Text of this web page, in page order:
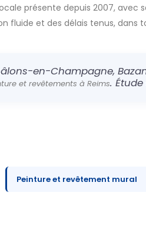
présente depuis 2007,
fluide et des délais tenus, dans
en-Champagne,
et revêtements à Reims.
Peinture et revêtement mural